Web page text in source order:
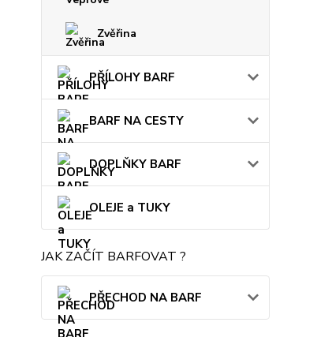
Zvěřina
PŘÍLOHY BARF
BARF NA CESTY
DOPLŇKY BARF
OLEJE a TUKY
JAK ZAČÍT BARFOVAT ?
PŘECHOD NA BARF